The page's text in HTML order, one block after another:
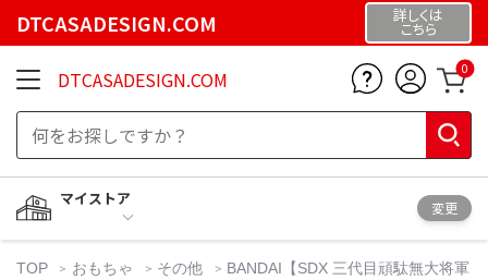
DTCASADESIGN.COM 詳しくは
こちら
DTCASADESIGN.COM 0
マイストア
変更
TOP おもちゃ その他
BANDAI【SDX 三代目頑駄無大将軍